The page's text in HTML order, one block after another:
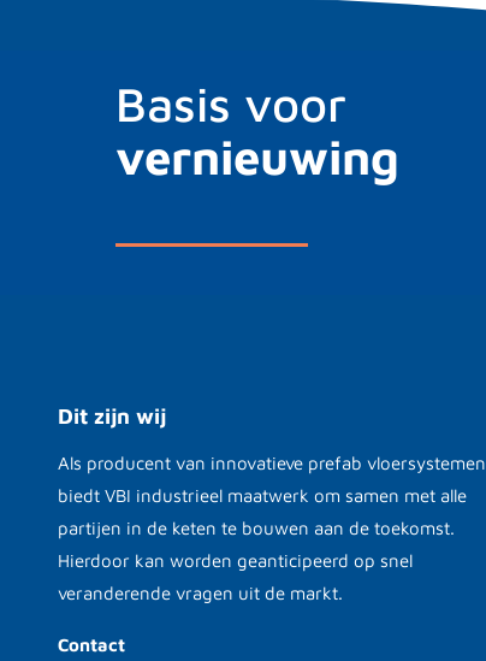
Basis voor
vernieuwing
Dit zijn wij
Als producent van innovatieve prefab vloersystemen
biedt VBI industrieel maatwerk om samen met alle
partijen in de keten te bouwen aan de toekomst.
Hierdoor kan worden geanticipeerd op snel
veranderende vragen uit de markt.
Contact